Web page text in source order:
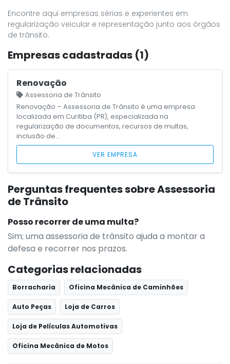
Encontre aqui empresas sérias e experientes em
regularização veicular e representação junto aos órgãos
de trânsito.
Empresas cadastradas (1)
Renovação
Assessoria de Trânsito
Renovação – Assessoria de Trânsito é uma empresa
localizada em Curitiba (PR), especializada na
regularização de documentos, recursos de multas,
inclusão de…
VER EMPRESA
Perguntas frequentes sobre Assessoria
de Trânsito
Posso recorrer de uma multa?
Sim; uma assessoria de trânsito ajuda a montar a
defesa e recorrer nos prazos.
Categorias relacionadas
Borracharia Oficina Mecânica de Caminhões
Auto Peças Loja de Carros
Loja de Películas Automotivas
Oficina Mecânica de Motos